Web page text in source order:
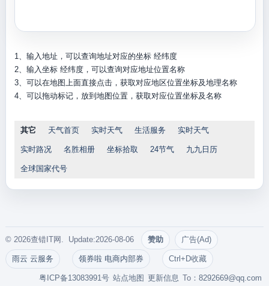
1、输入地址，可以查询地址对应的坐标 经纬度
2、输入坐标 经纬度，可以查询对应地址位置名称
3、可以在地图上面直接点击，获取对应地区位置坐标及地理名称
4、可以拖动标记，放到地图位置，获取对应位置坐标及名称
其它 天气首页 实时天气 生活服务 实时天气
实时路况 名胜相册 坐标拾取 24节气 九九日历
全球国家代号
© 2026查错IT网. Update:2026-08-06 赞助 广告(Ad)
雨云 云服务 领券啦 电商内部券 Ctrl+D收藏
To：8292669@qq.com
更新信息
站点地图
粤ICP备13083991号